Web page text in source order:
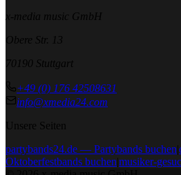
x-media music GmbH
Obere Str. 13
70190 Stuttgart
+49 (0) 176 42508631
info@xmedia24.com
Unsere Seiten
partybands24.de — Partybands buchen
Oktoberfestbands buchen musiker-